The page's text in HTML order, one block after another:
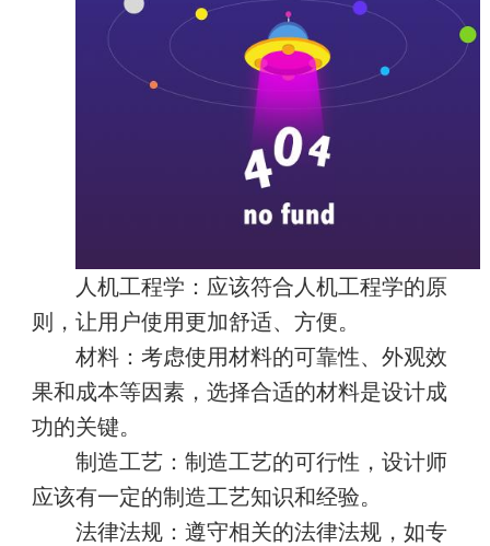
人机工程学： 应该符合人机工程学的原
则，让用户使用更加舒适、方便。
材料： 考虑使用材料的可靠性、外观效
果和成本等因素，选择合适的材料是设计成
功的关键。
制造工艺： 制造工艺的可行性，设计师
应该有一定的制造工艺知识和经验。
法律法规： 遵守相关的法律法规，如专